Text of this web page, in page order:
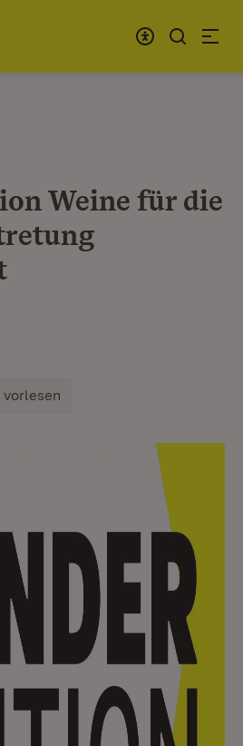
Weine für die
vorlesen